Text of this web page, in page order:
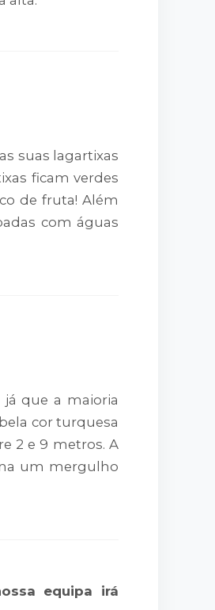
suas lagartixas
ficam verdes
de fruta! Além
com águas
já que a maioria
cor turquesa
2 e 9 metros. A
um mergulho
equipa irá